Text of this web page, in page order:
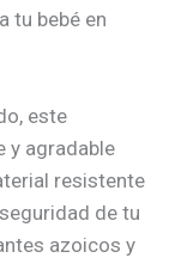
tu bebé en
este
y agradable
resistente
de tu
azoicos y